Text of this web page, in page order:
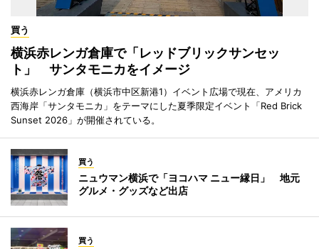
買う
横浜赤レンガ倉庫で「レッドブリックサンセッ
ト」 サンタモニカをイメージ
横浜赤レンガ倉庫（横浜市中区新港1）イベント広場で現在、アメリカ
西海岸「サンタモニカ」をテーマにした夏季限定イベント「Red Brick
Sunset 2026」が開催されている。
買う
ニュウマン横浜で「ヨコハマ ニュー縁日」 地元
グルメ・グッズなど出店
買う